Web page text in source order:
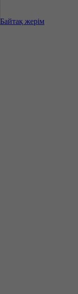
Байтақ жерім